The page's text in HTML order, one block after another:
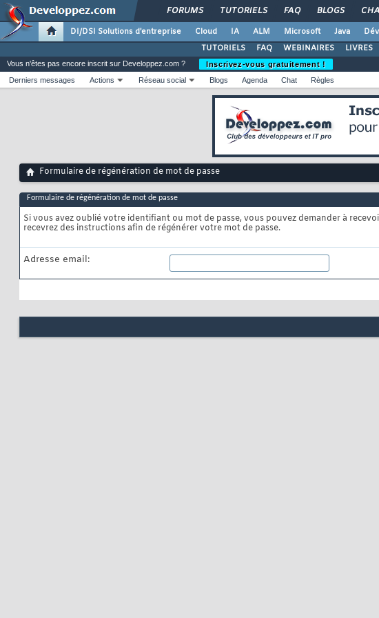
FORUMS TUTORIELS FAQ BLOGS
DI/DSI Solutions d'entreprise Cloud IA ALM Microsoft Java
TUTORIELS
FAQ WEBINAIRES LIVRES
Vous n'êtes pas encore inscrit sur Developpez.com ?
Inscrivez-vous gratuitement !
Derniers messages
Actions Réseau social Blogs Agenda Chat Règles
Formulaire de régénération de mot de passe
Formulaire de régénération de mot de passe
Si vous avez oublié votre identifiant ou mot de passe, vous pouvez demander à
recevrez des instructions afin de régénérer votre mot de passe.
Adresse email: